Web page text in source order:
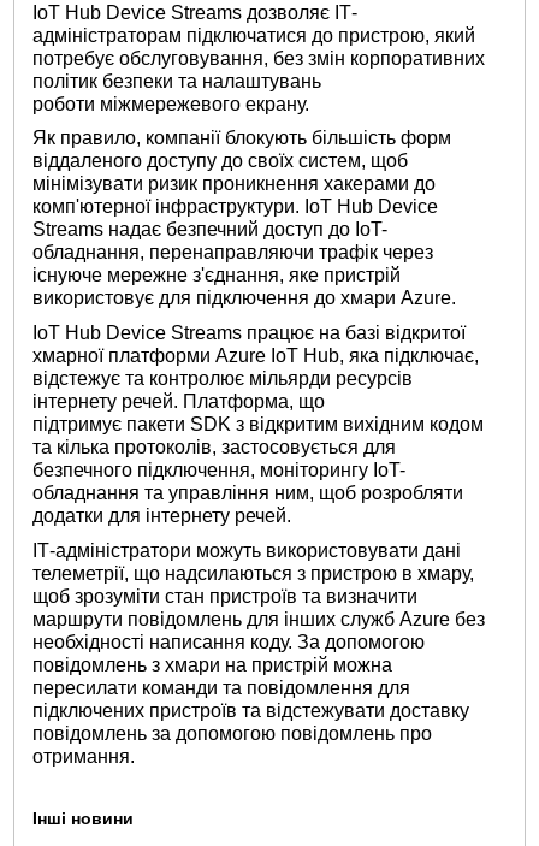
IoT Hub Device Streams дозволяє ІТ-
адміністраторам підключатися до пристрою, який
потребує обслуговування, без змін корпоративних
політик безпеки та налаштувань
роботи міжмережевого екрану.
Як правило, компанії блокують більшість форм
віддаленого доступу до своїх систем, щоб
мінімізувати ризик проникнення хакерами до
комп'ютерної інфраструктури. IoT Hub Device
Streams надає безпечний доступ до IoT-
обладнання, перенаправляючи трафік через
існуюче мережне з'єднання, яке пристрій
використовує для підключення до хмари Azure.
IoT Hub Device Streams працює на базі відкритої
хмарної платформи Azure IoT Hub, яка підключає,
відстежує та контролює мільярди ресурсів
інтернету речей. Платформа, що
підтримує пакети SDK з відкритим вихідним кодом
та кілька протоколів, застосовується для
безпечного підключення, моніторингу IoT-
обладнання та управління ним, щоб розробляти
додатки для інтернету речей.
ІТ-адміністратори можуть використовувати дані
телеметрії, що надсилаються з пристрою в хмару,
щоб зрозуміти стан пристроїв та визначити
маршрути повідомлень для інших служб Azure без
необхідності написання коду. За допомогою
повідомлень з хмари на пристрій можна
пересилати команди та повідомлення для
підключених пристроїв та відстежувати доставку
повідомлень за допомогою повідомлень про
отримання.
Інші новини